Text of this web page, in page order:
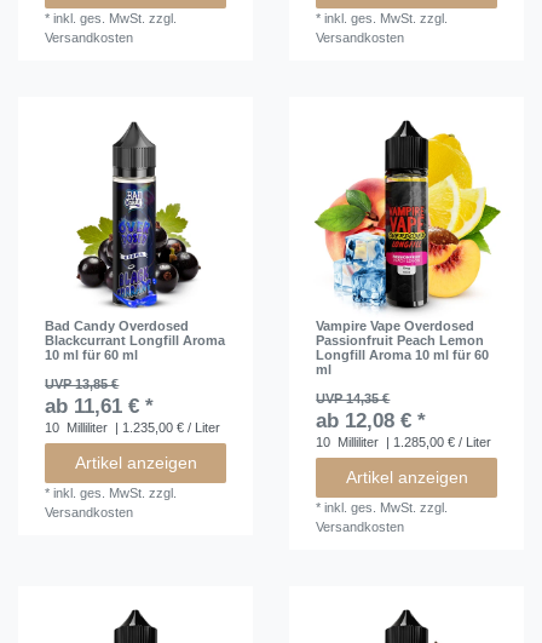
*inkl. ges. MwSt. zzgl.
Versandkosten
*inkl. ges. MwSt. zzgl.
Versandkosten
Bad Candy Overdosed
Blackcurrant Longfill Aroma
10 ml für 60 ml
UVP 13,85 €
ab 11,61 € *
10 Milliliter | 1.235,00 € / Liter
Artikel anzeigen
*inkl. ges. MwSt. zzgl.
Versandkosten
Vampire Vape Overdosed
Passionfruit Peach Lemon
Longfill Aroma 10 ml für 60
ml
UVP 14,35 €
ab 12,08 € *
10 Milliliter | 1.285,00 € / Liter
Artikel anzeigen
*inkl. ges. MwSt. zzgl.
Versandkosten